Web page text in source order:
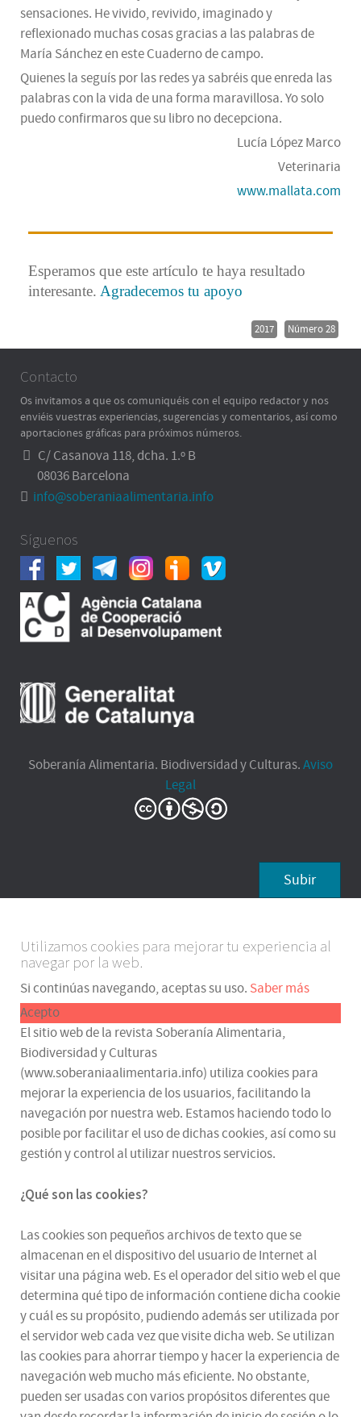
sensaciones. He vivido, revivido, imaginado y
reflexionado muchas cosas gracias a las palabras de
María Sánchez en este Cuaderno de campo.
Quienes la seguís por las redes ya sabréis que enreda las
palabras con la vida de una forma maravillosa. Yo solo
puedo confirmaros que su libro no decepciona.
Lucía López Marco
Veterinaria
www.mallata.com
Esperamos que este artículo te haya resultado
interesante. Agradecemos tu apoyo
2017 Número 28
Contacto
Os invitamos a que os comuniquéis con el equipo redactor y nos
enviéis vuestras experiencias, sugerencias y comentarios, así como
aportaciones gráficas para próximos números.
C/ Casanova 118, dcha. 1.º B
08036 Barcelona
info@soberaniaalimentaria.info
Síguenos
Soberanía Alimentaria. Biodiversidad y Culturas.Aviso
Legal
Subir
Utilizamos cookies para mejorar tu experiencia al
navegar por la web.
Si continúas navegando, aceptas su uso. Saber más
Acepto
El sitio web de la revista Soberanía Alimentaria,
Biodiversidad y Culturas
(www.soberaniaalimentaria.info) utiliza cookies para
mejorar la experiencia de los usuarios, facilitando la
navegación por nuestra web. Estamos haciendo todo lo
posible por facilitar el uso de dichas cookies, así como su
gestión y control al utilizar nuestros servicios.
¿Qué son las cookies?
Las cookies son pequeños archivos de texto que se
almacenan en el dispositivo del usuario de Internet al
visitar una página web. Es el operador del sitio web el que
determina qué tipo de información contiene dicha cookie
y cuál es su propósito, pudiendo además ser utilizada por
el servidor web cada vez que visite dicha web. Se utilizan
las cookies para ahorrar tiempo y hacer la experiencia de
navegación web mucho más eficiente. No obstante,
pueden ser usadas con varios propósitos diferentes que